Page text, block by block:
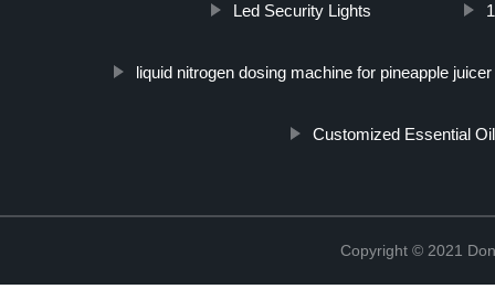
Led Security Lights
liquid nitrogen dosing machine for pineapple
Customized Essential
Copyright © 2021